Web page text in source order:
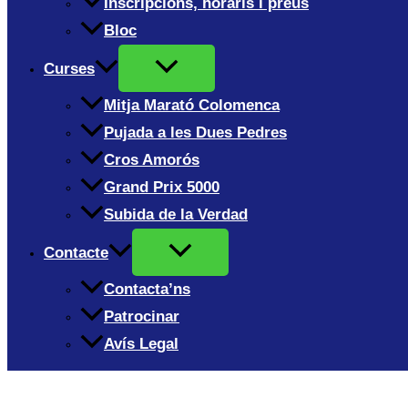
Bloc
Curses
Mitja Marató Colomenca
Pujada a les Dues Pedres
Cros Amorós
Grand Prix 5000
Subida de la Verdad
Contacte
Contacta’ns
Patrocinar
Avís Legal